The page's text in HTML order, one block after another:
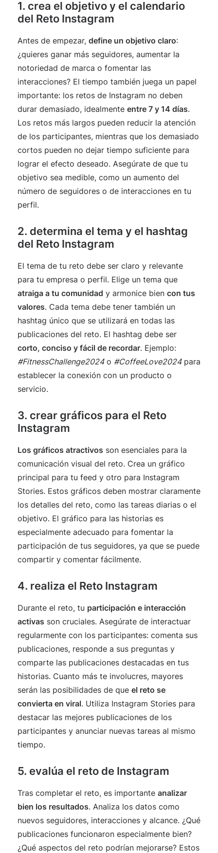
1. crea el objetivo y el calendario
del Reto Instagram
Antes de empezar, define un objetivo claro:
¿quieres ganar más seguidores, aumentar la
notoriedad de marca o fomentar las
interacciones? El tiempo también juega un papel
importante: los retos de Instagram no deben
durar demasiado, idealmente entre 7 y 14 días.
Los retos más largos pueden reducir la atención
de los participantes, mientras que los demasiado
cortos pueden no dejar tiempo suficiente para
lograr el efecto deseado. Asegúrate de que tu
objetivo sea medible, como un aumento del
número de seguidores o de interacciones en tu
perfil.
2. determina el tema y el hashtag
del Reto Instagram
El tema de tu reto debe ser claro y relevante
para tu empresa o perfil. Elige un tema que
atraiga a tu comunidad y armonice bien con tus
valores. Cada tema debe tener también un
hashtag único que se utilizará en todas las
publicaciones del reto. El hashtag debe ser
corto, conciso y fácil de recordar. Ejemplo:
#FitnessChallenge2024o #CoffeeLove2024para
establecer la conexión con un producto o
servicio.
3. crear gráficos para el Reto
Instagram
Los gráficos atractivos son esenciales para la
comunicación visual del reto. Crea un gráfico
principal para tu feed y otro para Instagram
Stories. Estos gráficos deben mostrar claramente
los detalles del reto, como las tareas diarias o el
objetivo. El gráfico para las historias es
especialmente adecuado para fomentar la
participación de tus seguidores, ya que se puede
compartir y comentar fácilmente.
4. realiza el Reto Instagram
Durante el reto, tu participación e interacción
activas son cruciales. Asegúrate de interactuar
regularmente con los participantes: comenta sus
publicaciones, responde a sus preguntas y
comparte las publicaciones destacadas en tus
historias. Cuanto más te involucres, mayores
serán las posibilidades de que el reto se
convierta en viral. Utiliza Instagram Stories para
destacar las mejores publicaciones de los
participantes y anunciar nuevas tareas al mismo
tiempo.
5. evalúa el reto de Instagram
Tras completar el reto, es importante analizar
bien los resultados. Analiza los datos como
nuevos seguidores, interacciones y alcance. ¿Qué
publicaciones funcionaron especialmente bien?
¿Qué aspectos del reto podrían mejorarse? Estos